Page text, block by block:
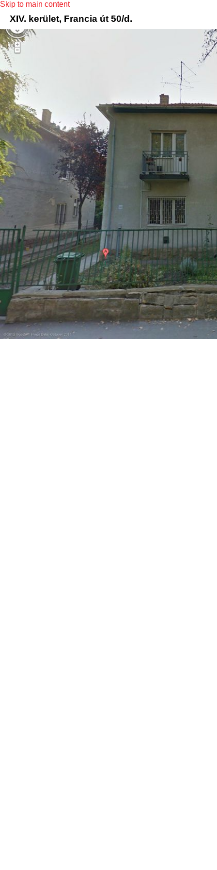
Skip to main content
XIV. kerület, Francia út 50/d.